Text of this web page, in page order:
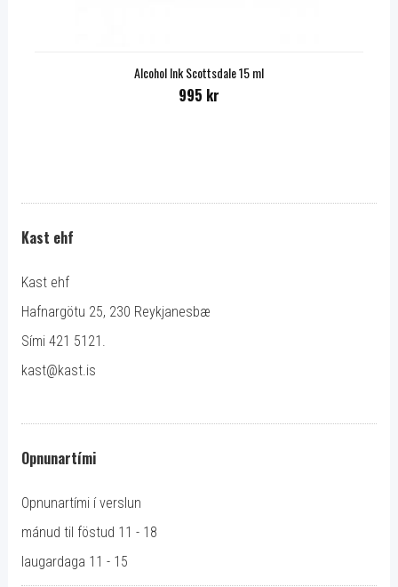
Alcohol Ink Scottsdale 15 ml
995 kr
Kast ehf
Kast ehf
Hafnargötu 25, 230 Reykjanesbæ
Sími 421 5121.
kast@kast.is
Opnunartími
Opnunartími í verslun
mánud til föstud 11 - 18
laugardaga 11 - 15